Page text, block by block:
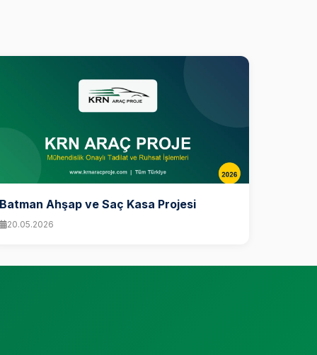
Batman Ahşap ve Saç Kasa Projesi
20.05.2026